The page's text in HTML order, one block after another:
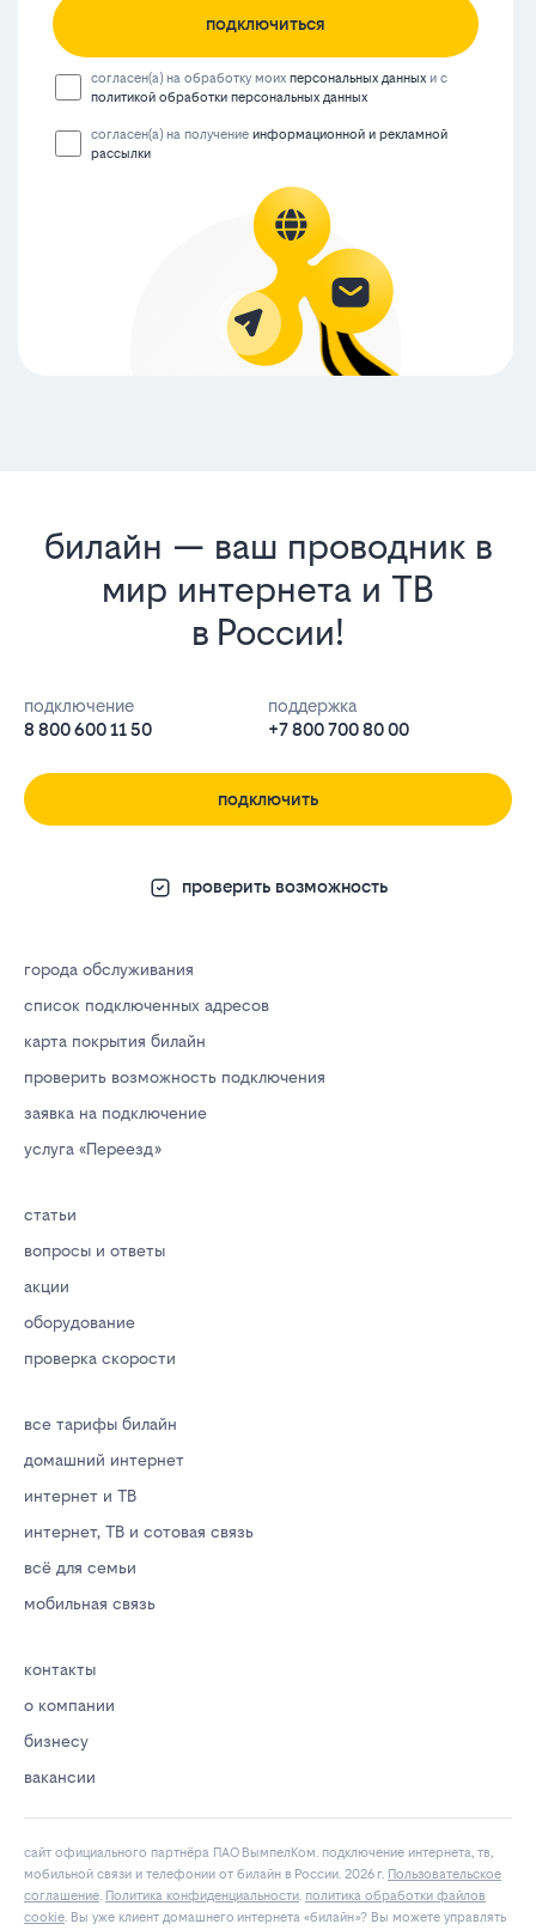
подключиться
согласен(а) на обработку моихперсональных данных и с
политикой обработки персональных данных
согласен(а) на получениеинформационной и рекламной
рассылки
билайн — ваш проводник в
мир интернета и ТВ
в России!
подключение
8 800 600 11 50
поддержка
+7 800 700 80 00
подключить
проверить возможность
города обслуживания
список подключенных адресов
карта покрытия билайн
проверить возможность подключения
заявка на подключение
услуга «Переезд»
статьи
вопросы и ответы
акции
оборудование
проверка скорости
все тарифы билайн
домашний интернет
интернет и ТВ
интернет, ТВ и сотовая связь
всё для семьи
мобильная связь
контакты
о компании
бизнесу
вакансии
сайт официального партнёра ПАО ВымпелКом. подключение интернета, тв,
мобильной связи и телефонии от билайн в России. 2026 г. Пользовательское
соглашение. Политика конфиденциальности. политика обработки файлов
cookie. Вы уже клиент домашнего интернета «билайн»? Вы можете управлять